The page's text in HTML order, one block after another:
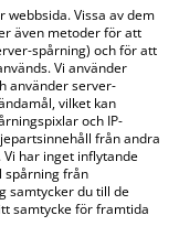
webbsida. Vissa av dem
även metoder för att
spårning) och för att
Vi använder
använder server-
vilket kan
och IP-
från andra
har inget inflytande
spårning från
samtycker du till de
samtycke för framtida